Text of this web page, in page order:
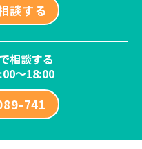
談する
相談する
～18:00
741